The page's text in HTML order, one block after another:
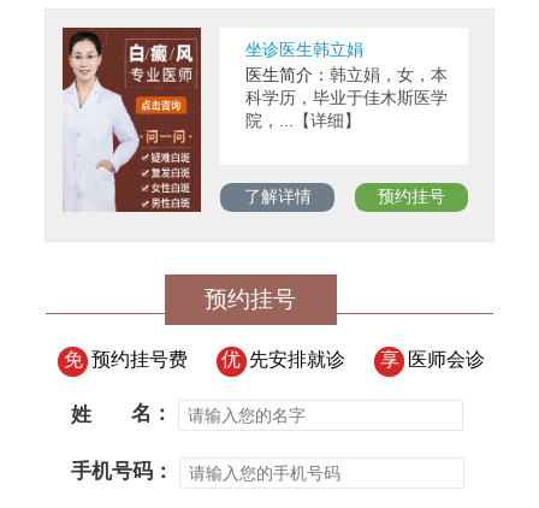
坐诊医生韩立娟
医生简介： 韩立娟，女，本
科学历，毕业于佳木斯医学
院，...【详细】
了解详情 预约挂号
预约挂号
免 预约挂号费 优 先安排就诊 享 医师会诊
姓 名：
手机号码：